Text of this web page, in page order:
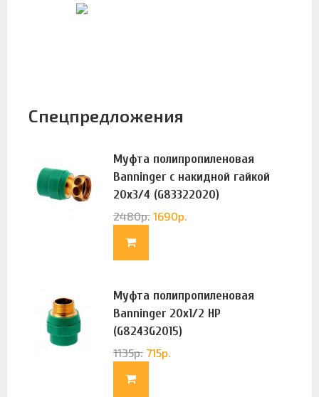
Спецпредложения
Муфта полипропиленовая
Banninger с накидной гайкой
20х3/4 (G83322020)
2480р. 1690р.
Муфта полипропиленовая
Banninger 20х1/2 НР
(G8243G2015)
1135р. 715р.